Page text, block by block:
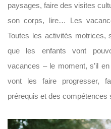
paysages, faire des visites
son corps, lire… Les
Toutes les activités motrices,
que les enfants vont
vacances – le moment, s’il
vont les faire progresser,
prérequis et des compétences